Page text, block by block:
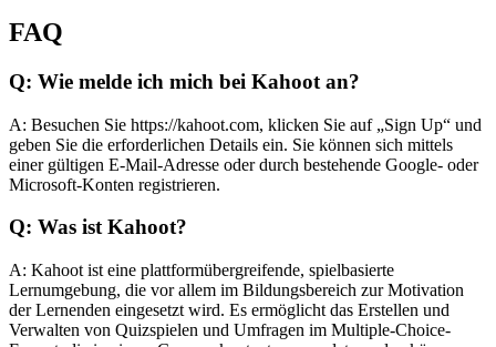
FAQ
Q: Wie melde ich mich bei Kahoot an?
A: Besuchen Sie https://kahoot.com, klicken Sie auf „Sign Up“ und
geben Sie die erforderlichen Details ein. Sie können sich mittels
einer gültigen E-Mail-Adresse oder durch bestehende Google- oder
Microsoft-Konten registrieren.
Q: Was ist Kahoot?
A: Kahoot ist eine plattformübergreifende, spielbasierte
Lernumgebung, die vor allem im Bildungsbereich zur Motivation
der Lernenden eingesetzt wird. Es ermöglicht das Erstellen und
Verwalten von Quizspielen und Umfragen im Multiple-Choice-